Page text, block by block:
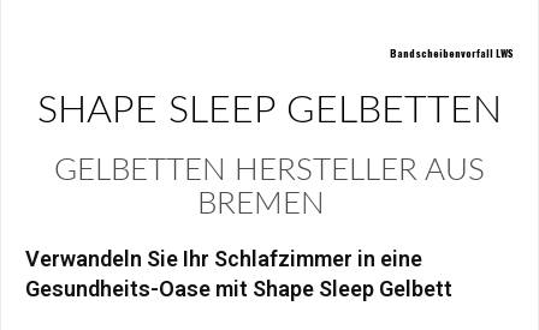
Bandscheibenvorfall LWS
SHAPE SLEEP GELBETTEN
GELBETTEN HERSTELLER AUS
BREMEN
Verwandeln Sie Ihr Schlafzimmer in eine
Gesundheits-Oase mit Shape Sleep Gelbett